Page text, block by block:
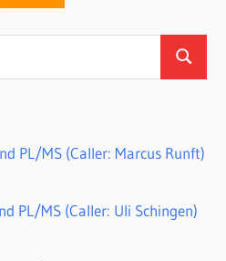
Suchen
PL/MS (Caller: Marcus Runft)
PL/MS (Caller: Uli Schingen)